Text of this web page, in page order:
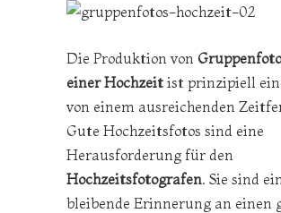
Die Produktion von
einer Hochzeitist prinzipiell
von einem ausreichenden
Gute Hochzeitsfotos sind eine
Herausforderung für den
Hochzeitsfotografen. Sie sind
bleibende Erinnerung an einen